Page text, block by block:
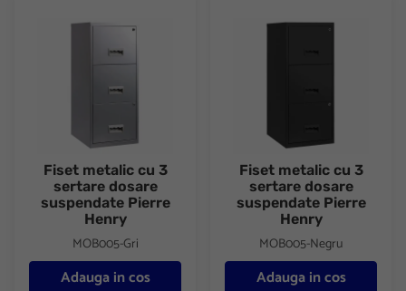
Fiset metalic cu 3 sertare dosare suspendate Pierre Henry
Fiset metalic cu 3
sertare dosare
suspendate Pierre
Henry
MOB005-Gri
Adauga in cos
Fiset metalic cu 3 sertare
Fiset metalic cu 3
sertare dosare
suspendate Pierre
Henry
MOB005-Negru
Adauga in cos